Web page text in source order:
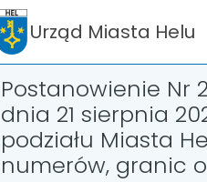
Urząd Miasta Helu
Postanowienie Nr
dnia 21 sierpnia
podziału Miasta
numerów, granic